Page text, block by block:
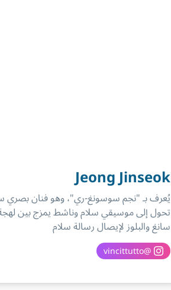
Jeong Jinseok
يُعرف بـ "نجم سوسونغ-ري"، وهو فنان بصري
تحول إلى موسيقي سلام وناشط يمزج بين
سانغ والبلوز لإيصال رسالة سلام
@
vincittutto